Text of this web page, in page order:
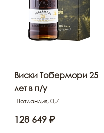
Виски Тобермори 25
лет в п/у
Шотландия, 0,7
128 649 ₽